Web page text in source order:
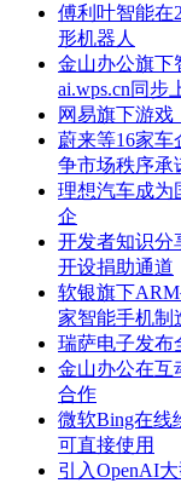
傅利叶智能在
形机器人
金山办公旗下
ai.wps.cn同步
网易旗下游戏
蔚来等16家车
争市场秩序承
理想汽车成为
企
开发者知识分
开设捐助通道
软银旗下
家智能手机制
瑞萨电子发
金山办公在互
合作
微软Bing在线
可直接使用
引入OpenAI